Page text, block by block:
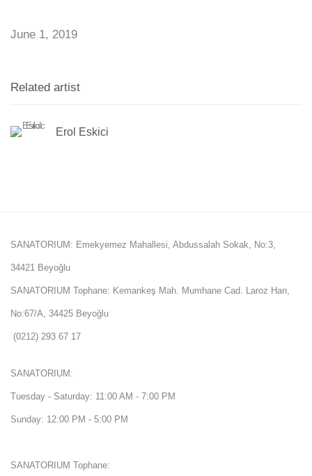
June 1, 2019
Related artist
Erol Eskici
SANATORIUM: Emekyemez Mahallesi, Abdussalah Sokak, No:3,
34421 Beyoğlu
SANATORIUM Tophane: Kemankeş Mah. Mumhane Cad. Laroz Han,
No:67/A, 34425 Beyoğlu
(0212) 293 67 17
SANATORIUM:
Tuesday - Saturday: 11:00 AM - 7:00 PM
Sunday: 12:00 PM - 5:00 PM
SANATORIUM Tophane: